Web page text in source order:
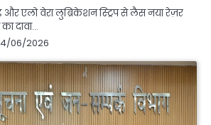
और एलो वेरा लुब्रिकेशन स्ट्रिप से लैस नया रेज़र
दावा…
06/2026